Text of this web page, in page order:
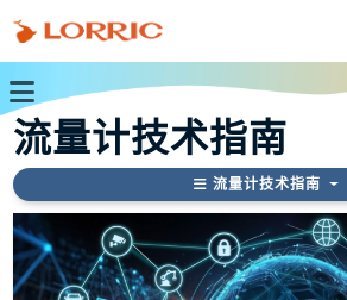
流量计技术指南
流量计技术指南